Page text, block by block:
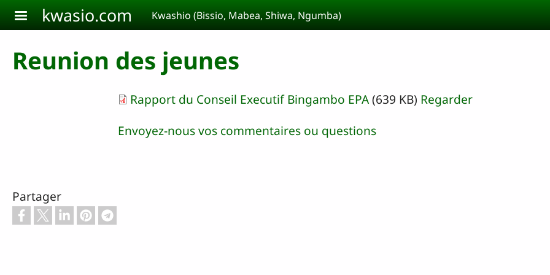
Aller au contenu principal
kwasio.com Kwashio (Bissio, Mabea, Shiwa, Ngumba)
Reunion des jeunes
Rapport du Conseil Executif Bingambo EPA(639 KB) Regarder
Envoyez-nous vos commentaires ou questions
Partager